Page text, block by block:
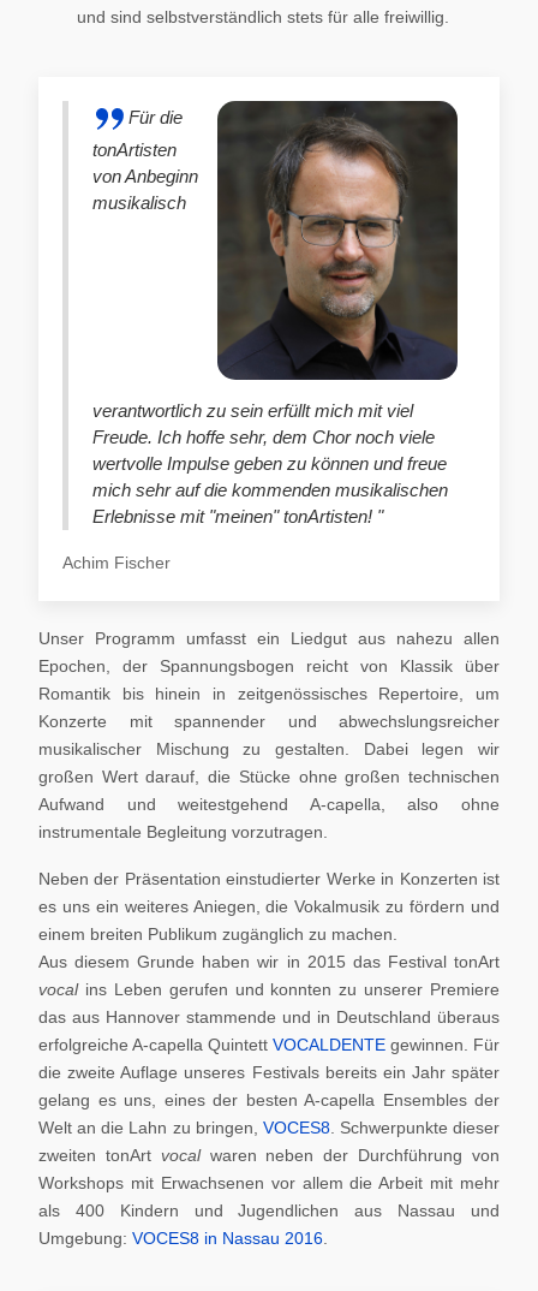
und sind selbstverständlich stets für alle freiwillig.
Für die
tonArtisten
von Anbeginn
musikalisch
verantwortlich zu sein erfüllt mich mit viel
Freude. Ich hoffe sehr, dem Chor noch viele
wertvolle Impulse geben zu können und freue
mich sehr auf die kommenden musikalischen
Erlebnisse mit "meinen" tonArtisten! "
Achim Fischer
Unser Programm umfasst ein Liedgut aus nahezu allen
Epochen, der Spannungsbogen reicht von Klassik über
Romantik bis hinein in zeitgenössisches Repertoire, um
Konzerte mit spannender und abwechslungsreicher
musikalischer Mischung zu gestalten. Dabei legen wir
großen Wert darauf, die Stücke ohne großen technischen
Aufwand und weitestgehend A-capella, also ohne
instrumentale Begleitung vorzutragen.
Neben der Präsentation einstudierter Werke in Konzerten ist
es uns ein weiteres Aniegen, die Vokalmusik zu fördern und
einem breiten Publikum zugänglich zu machen.
Aus diesem Grunde haben wir in 2015 das Festival tonArt
vocal ins Leben gerufen und konnten zu unserer Premiere
das aus Hannover stammende und in Deutschland überaus
erfolgreiche A-capella Quintett VOCALDENTE gewinnen. Für
die zweite Auflage unseres Festivals bereits ein Jahr später
gelang es uns, eines der besten A-capella Ensembles der
Welt an die Lahn zu bringen, VOCES8. Schwerpunkte dieser
zweiten tonArt vocalwaren neben der Durchführung von
Workshops mit Erwachsenen vor allem die Arbeit mit mehr
als 400 Kindern und Jugendlichen aus Nassau und
Umgebung: VOCES8 in Nassau 2016